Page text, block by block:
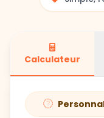
Calculateur